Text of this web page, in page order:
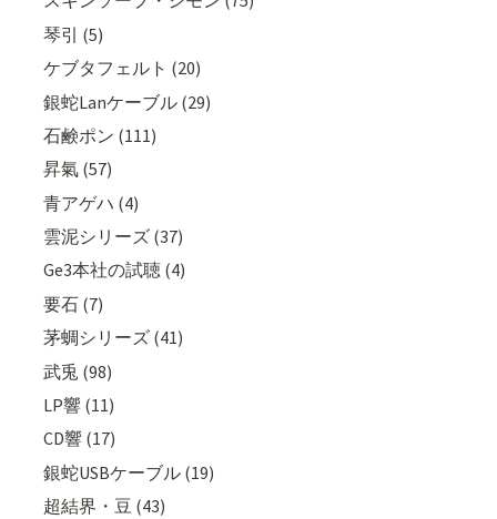
琴引 (5)
ケブタフェルト (20)
銀蛇Lanケーブル (29)
石鹸ポン (111)
昇氣 (57)
青アゲハ (4)
雲泥シリーズ (37)
Ge3本社の試聴 (4)
要石 (7)
茅蜩シリーズ (41)
武兎 (98)
LP響 (11)
CD響 (17)
銀蛇USBケーブル (19)
超結界・豆 (43)